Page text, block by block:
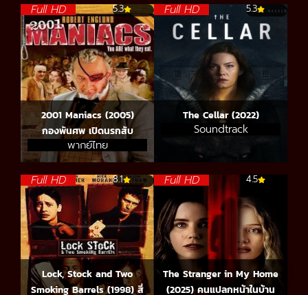
Full HD 5.3
2001 Maniacs (2005)
กองพันศพ เปิดนรกสับ
พากย์ไทย
Full HD 5.3
The Cellar (2022)
Soundtrack
Full HD 8.1
Lock, Stock and Two
Smoking Barrels (1998) สี่
Full HD 4.5
The Stranger in My Home
(2025) คนแปลกหน้าในบ้าน